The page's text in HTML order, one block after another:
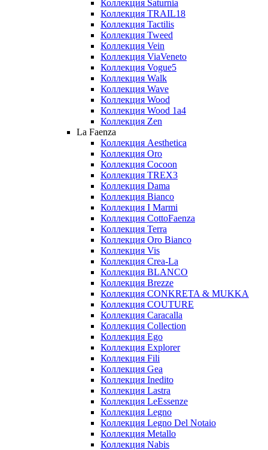
Коллекция Saturnia
Коллекция TRAIL18
Коллекция Tactilis
Коллекция Tweed
Коллекция Vein
Коллекция ViaVeneto
Коллекция Vogue5
Коллекция Walk
Коллекция Wave
Коллекция Wood
Коллекция Wood 1a4
Коллекция Zen
La Faenza
Коллекция Aesthetica
Коллекция Oro
Коллекция Cocoon
Коллекция TREX3
Коллекция Dama
Коллекция Bianco
Коллекция I Marmi
Коллекция CottoFaenza
Коллекция Terra
Коллекция Oro Bianco
Коллекция Vis
Коллекция Crea-La
Коллекция BLANCO
Коллекция Brezze
Коллекция CONKRETA & MUKKA
Коллекция COUTURE
Коллекция Caracalla
Коллекция Collection
Коллекция Ego
Коллекция Explorer
Коллекция Fili
Коллекция Gea
Коллекция Inedito
Коллекция Lastra
Коллекция LeEssenze
Коллекция Legno
Коллекция Legno Del Notaio
Коллекция Metallo
Коллекция Nabis